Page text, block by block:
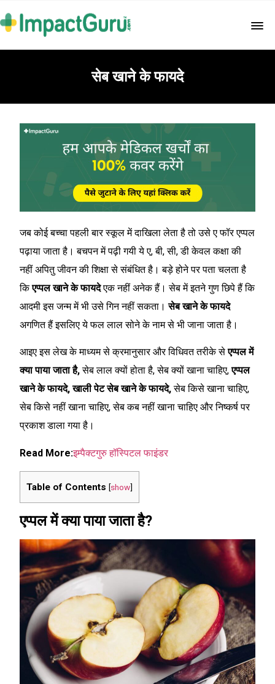
सेब खाने के फायदे
जब कोई बच्चा पहली बार स्कूल में दाखिला लेता है तो उसे ए फॉर एप्पल
पढ़ाया जाता है। बचपन में पढ़ी गयी ये ए, बी, सी, डी केवल कक्षा की
नहीं अपितु जीवन की शिक्षा से संबंधित है। बड़े होने पर पता चलता है
किएप्पल खाने के फायदेएक नहीं अनेक हैं। सेब में इतने गुण छिपे हैं कि
आदमी इस जन्म में भी उसे गिन नहीं सकता।सेब खाने के फायदे
अगणित हैं इसलिए ये फल लाल सोने के नाम से भी जाना जाता है।
आइए इस लेख के माध्यम से क्रमानुसार और विधिवत तरीके सेएप्पल में
क्या पाया जाता है,सेब लाल क्यों होता है, सेब क्यों खाना चाहिए,एप्पल
खाने के फायदे, खाली पेट सेब खाने के फायदे,सेब किसे खाना चाहिए,
सेब किसे नहीं खाना चाहिए, सेब कब नहीं खाना चाहिए और निष्कर्ष पर
प्रकाश डाला गया है।
Read More:इम्पैक्टगुरु हॉस्पिटल फाइंडर
Table of Contents [show]
एप्पल में क्या पाया जाता है?